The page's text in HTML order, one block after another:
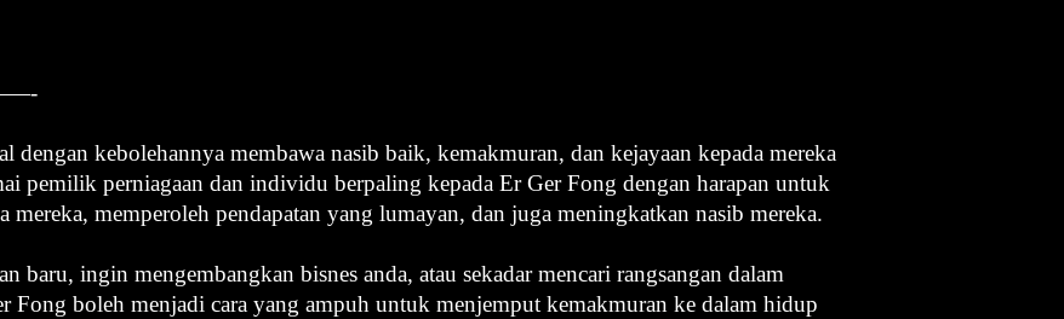
dengan kebolehannya membawa nasib baik, kemakmuran, dan kejayaan kepada mereka
pemilik perniagaan dan individu berpaling kepada Er Ger Fong dengan harapan untuk
mereka, memperoleh pendapatan yang lumayan, dan juga meningkatkan nasib mereka.
baru, ingin mengembangkan bisnes anda, atau sekadar mencari rangsangan dalam
Fong boleh menjadi cara yang ampuh untuk menjemput kemakmuran ke dalam hidup